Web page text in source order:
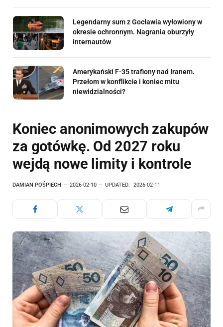
Legendarny sum z Gocławia wyłowiony w
okresie ochronnym. Nagrania oburzyły
internautów
Amerykański F-35 trafiony nad Iranem.
Przełom w konflikcie i koniec mitu
niewidzialności?
Koniec anonimowych zakupów
za gotówkę. Od 2027 roku
wejdą nowe limity i kontrole
DAMIAN POŚPIECH 2026-02-10 UPDATED: 2026-02-11